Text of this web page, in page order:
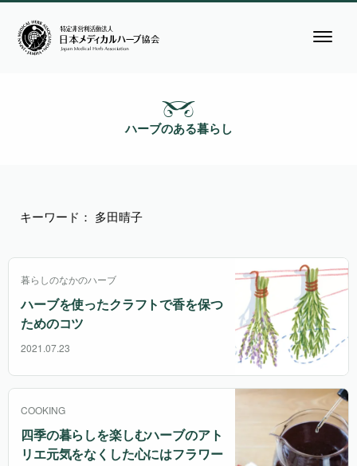
ハーブのある暮らし
キーワード： 多田晴子
暮らしのなかのハーブ
ハーブを使ったクラフトで香を保つ
ためのコツ
2021.07.23
COOKING
四季の暮らしを楽しむハーブのアト
リエ元気をなくした心にはフラワー